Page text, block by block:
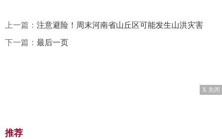
上一篇： 注意避险！周末河南省山丘区可能发生山洪灾害
下一篇： 最后一页
X 关闭
推荐